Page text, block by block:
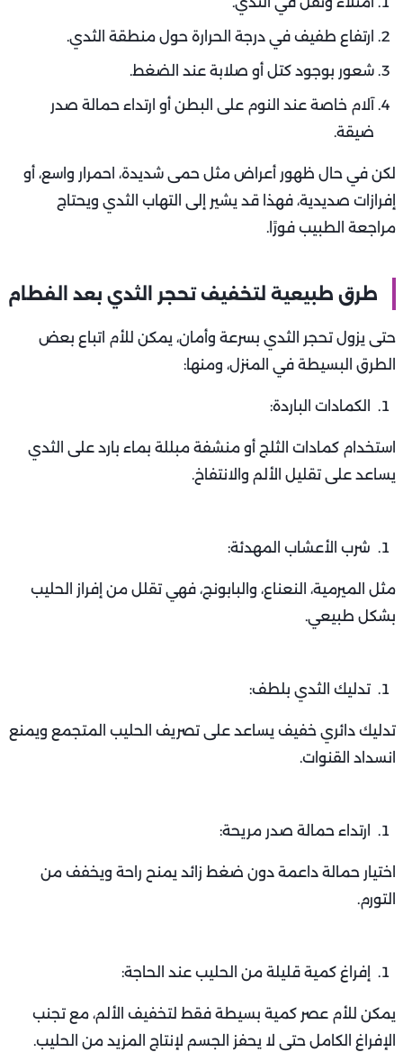
ارتفاع طفيف في درجة الحرارة حول منطقة الثدي.
شعور بوجود كتل أو صلابة عند الضغط.
آلام خاصة عند النوم على البطن أو ارتداء حمالة صدر
ضيقة.
لكن في حال ظهور أعراض مثل حمى شديدة، احمرار واسع، أو
إفرازات صديدية، فهذا قد يشير إلى التهاب الثدي ويحتاج
مراجعة الطبيب فورًا.
طرق طبيعية لتخفيف تحجر الثدي بعد الفطام
حتى يزول تحجر الثدي بسرعة وأمان، يمكن للأم اتباع بعض
الطرق البسيطة في المنزل، ومنها:
الكمادات الباردة:
استخدام كمادات الثلج أو منشفة مبللة بماء بارد على الثدي
يساعد على تقليل الألم والانتفاخ.
شرب الأعشاب المهدئة:
مثل الميرمية، النعناع، والبابونج، فهي تقلل من إفراز الحليب
بشكل طبيعي.
تدليك الثدي بلطف:
تدليك دائري خفيف يساعد على تصريف الحليب المتجمع ويمنع
انسداد القنوات.
ارتداء حمالة صدر مريحة:
اختيار حمالة داعمة دون ضغط زائد يمنح راحة ويخفف من
التورم.
إفراغ كمية قليلة من الحليب عند الحاجة:
يمكن للأم عصر كمية بسيطة فقط لتخفيف الألم، مع تجنب
الإفراغ الكامل حتى لا يحفز الجسم لإنتاج المزيد من الحليب.